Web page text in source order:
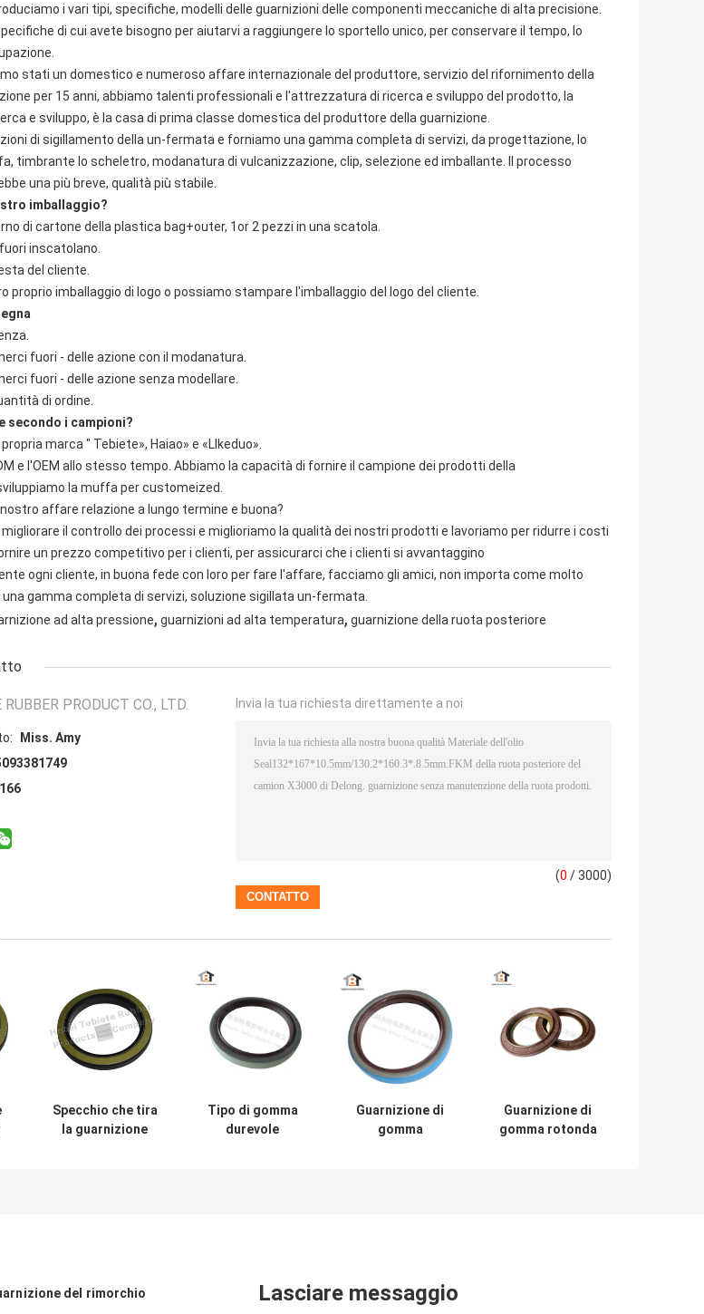
i vari tipi, specifiche, modelli delle guarnizioni delle componenti meccaniche di alta precisione.
di cui avete bisogno per aiutarvi a raggiungere lo sportello unico, per conservare il tempo, lo
stati un domestico e numeroso affare internazionale del produttore, servizio del rifornimento della
per 15 anni, abbiamo talenti professionali e l'attrezzatura di ricerca e sviluppo del prodotto, la
e sviluppo, è la casa di prima classe domestica del produttore della guarnizione.
di sigillamento della un-fermata e forniamo una gamma completa di servizi, da progettazione, lo
timbrante lo scheletro, modanatura di vulcanizzazione, clip, selezione ed imballante. Il processo
una più breve, qualità più stabile.
imballaggio?
di cartone della plastica bag+outer, 1or 2 pezzi in una scatola.
inscatolano.
del cliente.
proprio imballaggio di logo o possiamo stampare l'imballaggio del logo del cliente.
fuori - delle azione con il modanatura.
fuori - delle azione senza modellare.
di ordine.
secondo i campioni?
marca " Tebiete», Haiao» e «LIkeduo».
e l'OEM allo stesso tempo. Abbiamo la capacità di fornire il campione dei prodotti della
la muffa per customeized.
affare relazione a lungo termine e buona?
il controllo dei processi e miglioriamo la qualità dei nostri prodotti e lavoriamo per ridurre i costi
un prezzo competitivo per i clienti, per assicurarci che i clienti si avvantaggino
ogni cliente, in buona fede con loro per fare l'affare, facciamo gli amici, non importa come molto
gamma completa di servizi, soluzione sigillata un-fermata.
ad alta pressione, guarnizioni ad alta temperatura, guarnizione della ruota posteriore
PRODUCT CO., LTD.
Miss. Amy
Invia la tua richiesta direttamente a noi
(0 / 3000)
Specchio che tira
la guarnizione
Tipo di gomma
durevole
Guarnizione di
gomma
Guarnizione di
gomma rotonda
del rimorchio Lasciare messaggio